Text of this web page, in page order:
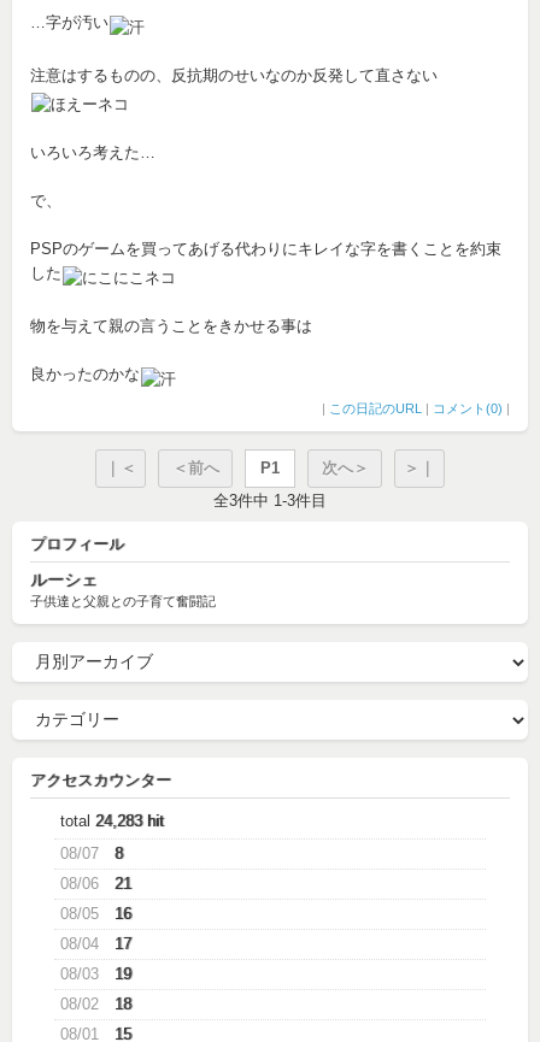
…字が汚い
注意はするものの、反抗期のせいなのか反発して直さない
いろいろ考えた…
で、
PSPのゲームを買ってあげる代わりにキレイな字を書くことを約束
した
物を与えて親の言うことをきかせる事は
良かったのかな
| この日記のURL | コメント(0) |
｜＜ ＜前へ P1 次へ＞
＞｜
全3件中 1-3件目
プロフィール
ルーシェ
子供達と父親との子育て奮闘記
アクセスカウンター
total 24,283 hit
08/07
8
08/06
21
08/05
16
08/04
17
08/03
19
08/02
18
08/01
15